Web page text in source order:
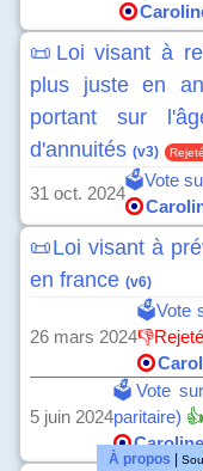
📜Loi visant à
plus juste en
portant sur
d'annuités (v3) Rejeté
31 oct. 2024
🗳️Vote
📜Loi visant à
en france (v6)
26 mars 2024
🗳️Vote
👎Rejeté
5 juin 2024
🗳️Vote sur
paritaire)
À propos